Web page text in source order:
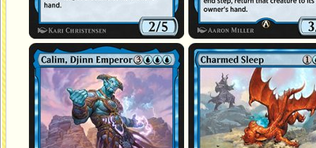
Calim, empereur djinn Sommeil enchanté